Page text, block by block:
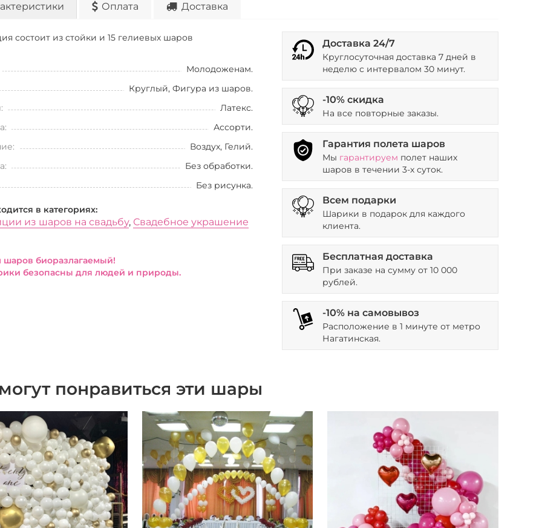
Оплата Доставка
состоит из стойки и 15 гелиевых шаров
Молодоженам.
Круглый, Фигура из шаров.
Латекс.
Ассорти.
Воздух, Гелий.
Без обработки.
Без рисунка.
в категориях:
из шаров на свадьбу, Свадебное украшение
шаров биоразлагаемый!
безопасны для людей и природы.
Доставка 24/7
Круглосуточная доставка 7 дней в
неделю с интервалом 30 минут.
-10% скидка
На все повторные заказы.
Гарантия полета шаров
Мы гарантируем полет наших
шаров в течении 3-х суток.
Всем подарки
Шарики в подарок для каждого
клиента.
Бесплатная доставка
При заказе на сумму от 10 000
рублей.
-10% на самовывоз
Расположение в 1 минуте от метро
Нагатинская.
понравиться эти шары